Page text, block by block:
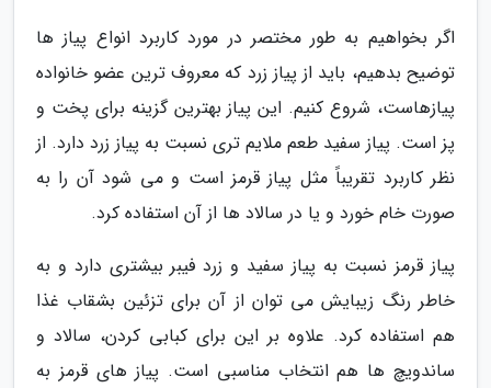
اگر بخواهیم به طور مختصر در مورد کاربرد انواع پیاز ها
توضیح بدهیم، باید از پیاز زرد که معروف ترین عضو خانواده
پیازهاست، شروع کنیم. این پیاز بهترین گزینه برای پخت و
پز است. پیاز سفید طعم ملایم تری نسبت به پیاز زرد دارد. از
نظر کاربرد تقریباً مثل پیاز قرمز است و می شود آن را به
صورت خام خورد و یا در سالاد ها از آن استفاده کرد.
پیاز قرمز نسبت به پیاز سفید و زرد فیبر بیشتری دارد و به
خاطر رنگ زیبایش می توان از آن برای تزئین بشقاب غذا
هم استفاده کرد. علاوه بر این برای کبابی کردن، سالاد و
ساندویچ ها هم انتخاب مناسبی است. پیاز های قرمز به